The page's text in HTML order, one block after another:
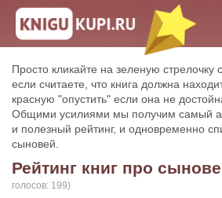
Просто кликайте на зеленую стрелочку
если считаете, что книга должна
красную "опустить" если она не
Общими усилиями мы получим самый
и полезный рейтинг, и одновременно
сыновей.
Рейтинг книг про
голосов: 199)